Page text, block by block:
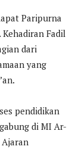
Paripurna
Fadil
dari
yang
pendidikan
di MI Ar-